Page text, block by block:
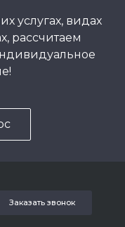
услугах, видах
рассчитаем
Заказать звонок